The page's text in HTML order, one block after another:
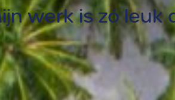
werk is zó